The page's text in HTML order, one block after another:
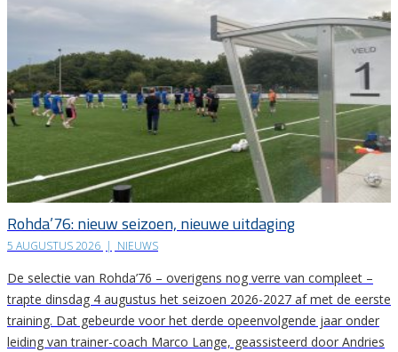
Rohda’76: nieuw seizoen, nieuwe uitdaging
5 AUGUSTUS 2026 | NIEUWS
De selectie van Rohda’76 – overigens nog verre van compleet –
trapte dinsdag 4 augustus het seizoen 2026-2027 af met de eerste
training. Dat gebeurde voor het derde opeenvolgende jaar onder
leiding van trainer-coach Marco Lange, geassisteerd door Andries